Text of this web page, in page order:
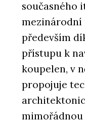
současného
mezinárodní
především
přístupu k
koupelen, v
propojuje